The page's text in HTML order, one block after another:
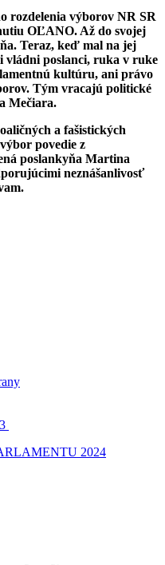
rozdelenia výborov NR SR
OĽANO. Až do svojej
Teraz, keď mal na jej
vládni poslanci, ruka v ruke
kultúru, ani právo
Tým vracajú politické
Mečiara.
a fašistických
povedie z
poslankyňa Martina
neznášanlivosť
2024